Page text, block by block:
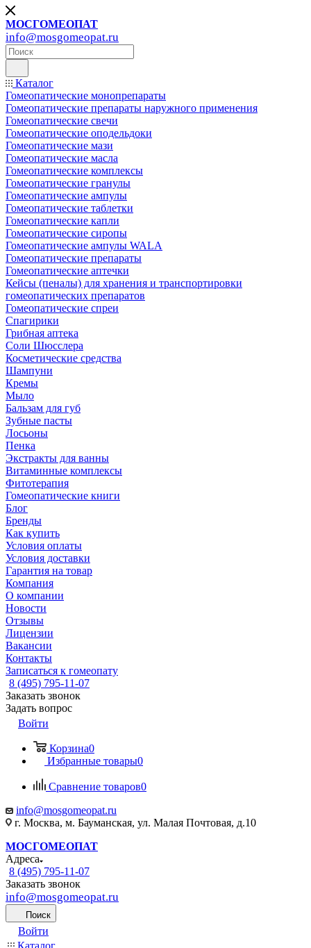
МОСГОМЕОПАТ
info@mosgomeopat.ru
Каталог
Гомеопатические монопрепараты
Гомеопатические препараты наружного применения
Гомеопатические свечи
Гомеопатические оподельдоки
Гомеопатические мази
Гомеопатические масла
Гомеопатические комплексы
Гомеопатические гранулы
Гомеопатические ампулы
Гомеопатические таблетки
Гомеопатические капли
Гомеопатические сиропы
Гомеопатические ампулы WALA
Гомеопатические препараты
Гомеопатические аптечки
Кейсы (пеналы) для хранения и транспортировки
гомеопатических препаратов
Гомеопатические спреи
Спагирики
Грибная аптека
Соли Шюсслера
Косметические средства
Шампуни
Кремы
Мыло
Бальзам для губ
Зубные пасты
Лосьоны
Пенка
Экстракты для ванны
Витаминные комплексы
Фитотерапия
Гомеопатические книги
Блог
Бренды
Как купить
Условия оплаты
Условия доставки
Гарантия на товар
Компания
О компании
Новости
Отзывы
Лицензии
Вакансии
Контакты
Записаться к гомеопату
8 (495) 795-11-07
Заказать звонок
Задать вопрос
Войти
Корзина0
Избранные товары0
Сравнение товаров0
info@mosgomeopat.ru
г. Москва, м. Бауманская, ул. Малая Почтовая, д.10
МОСГОМЕОПАТ
Адреса
8 (495) 795-11-07
Заказать звонок
info@mosgomeopat.ru
Поиск
Войти
Каталог